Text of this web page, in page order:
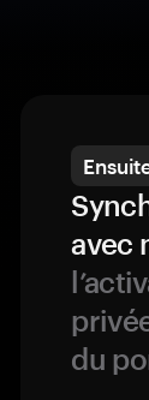
avec
du